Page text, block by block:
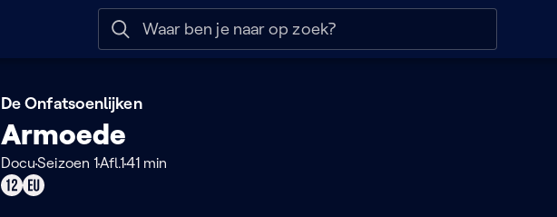
Naar help
De Onfatsoenlijken
Armoede
DocuSeizoen 1Afl.141 min
Geschikt
Dit